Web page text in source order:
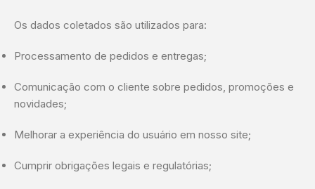
Os dados coletados são utilizados para:
Processamento de pedidos e entregas;
Comunicação com o cliente sobre pedidos, promoções e
novidades;
Melhorar a experiência do usuário em nosso site;
Cumprir obrigações legais e regulatórias;